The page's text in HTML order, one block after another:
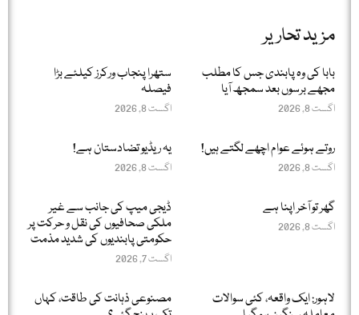
مزید تحاریر
بابا کی وہ پابندی جس کا مطلب
مجھے برسوں بعد سمجھ آیا
اگست 8, 2026
ستھرا پنجاب ورکرز کیلئے بڑا
فیصلہ
اگست 8, 2026
روتے ہوئے عوام اچھے لگتے ہیں!
اگست 8, 2026
یہ ریڈیو تضادستان ہے!
اگست 8, 2026
گھر تو آخر اپنا ہے
اگست 8, 2026
ڈیجی میپ کی جانب سے غیر
ملکی صحافیوں کی نقل و حرکت پر
حکومتی پابندیوں کی شدید مذمت
اگست 7, 2026
لاہور: ایک واقعہ، کئی سوالات
مصنوعی ذہانت کی طاقت، کہاں